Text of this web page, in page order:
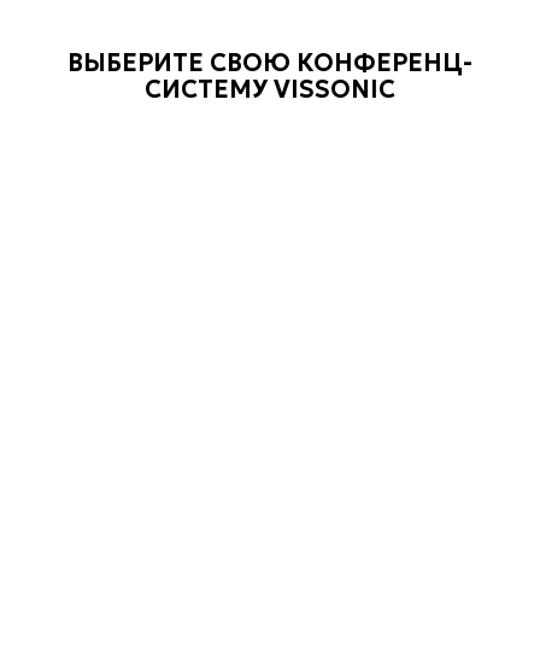
ВЫБЕРИТЕ СВОЮ КОНФЕРЕНЦ-
СИСТЕМУ VISSONIC